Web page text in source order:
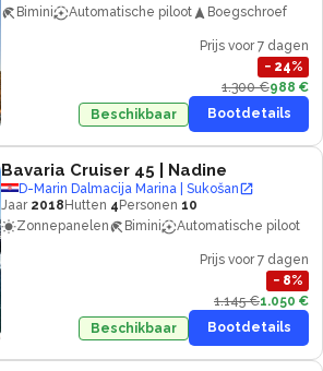
Bimini
Automatische piloot Boegschroef
Prijs voor 7 dagen
− 24%
1.300 €988 €
Beschikbaar
Bootdetails
Bavaria Cruiser 45 | Nadine
D-Marin Dalmacija Marina | Sukošan
Jaar 2018 Hutten 4 Personen 10
Zonnepanelen
Bimini Automatische piloot
Prijs voor 7 dagen
− 8%
1.145 €1.050 €
Beschikbaar
Bootdetails